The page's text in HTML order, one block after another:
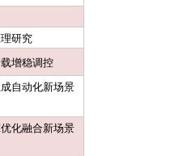
研究
增稳调控
自动化新场景
化融合新场景